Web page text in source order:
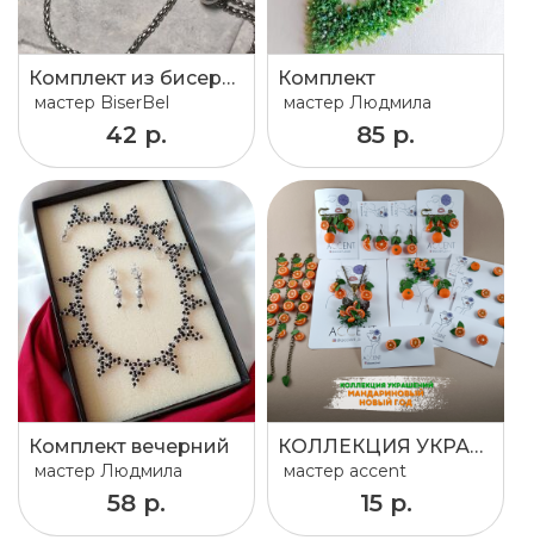
Комплект из бисера: браслет + колечко "Кошечка"
мастер BiserBel
42 р.
Комплект
мастер Людмила
85 р.
Комплект вечерний
мастер Людмила
58 р.
КОЛЛЕКЦИЯ УКРАШЕНИЙ «МАНДАРИНОВЫЙ НОВЫЙ ГОД»
мастер accent
15 р.